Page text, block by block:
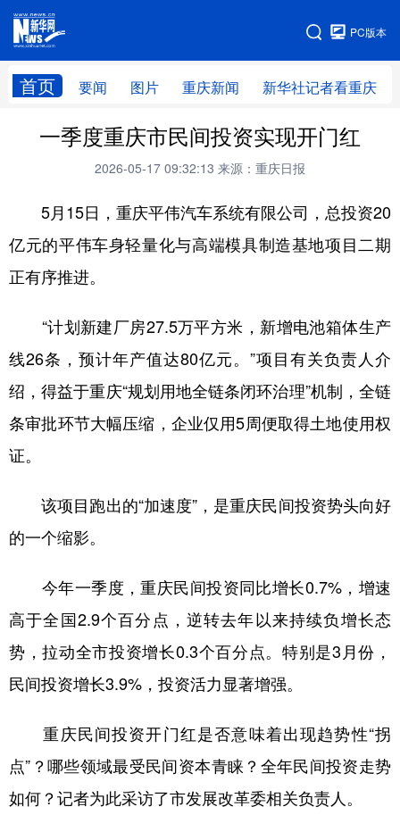
PC版本
首页 要闻 图片 重庆新闻 新华社记者看重庆
网站地图
一季度重庆市民间投资实现开门红
2026-05-17 09:32:13 来源：重庆日报
5月15日，重庆平伟汽车系统有限公司，总投资20
亿元的平伟车身轻量化与高端模具制造基地项目二期
正有序推进。
“计划新建厂房27.5万平方米，新增电池箱体生产
线26条，预计年产值达80亿元。”项目有关负责人介
绍，得益于重庆“规划用地全链条闭环治理”机制，全链
条审批环节大幅压缩，企业仅用5周便取得土地使用权
证。
该项目跑出的“加速度”，是重庆民间投资势头向好
的一个缩影。
今年一季度，重庆民间投资同比增长0.7%，增速
高于全国2.9个百分点，逆转去年以来持续负增长态
势，拉动全市投资增长0.3个百分点。特别是3月份，
民间投资增长3.9%，投资活力显著增强。
重庆民间投资开门红是否意味着出现趋势性“拐
点”？哪些领域最受民间资本青睐？全年民间投资走势
如何？记者为此采访了市发展改革委相关负责人。